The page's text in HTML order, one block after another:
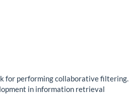
for performing collaborative filtering.
in information retrieval